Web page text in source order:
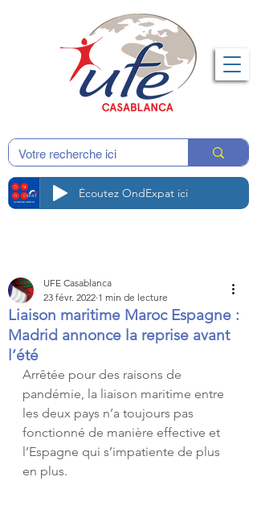
Écoutez OndExpat ici
Liaison maritime Maroc Espagne :
Madrid annonce la reprise avant
l’été
UFE Casablanca
23 févr. 2022 1 min de lecture
Arrêtée pour des raisons de
pandémie, la liaison maritime entre
les deux pays n’a toujours pas
fonctionné de manière effective et
l’Espagne qui s’impatiente de plus
en plus.